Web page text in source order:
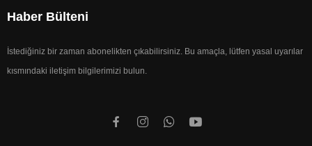
Haber Bülteni
İstediğiniz bir zaman abonelikten çıkabilirsiniz. Bu amaçla, lütfen yasal uyarılar
kısmındaki iletişim bilgilerimizi bulun.